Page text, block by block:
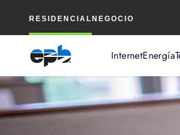
RESIDENCIAL NEGOCIO
InternetEnergía
principal